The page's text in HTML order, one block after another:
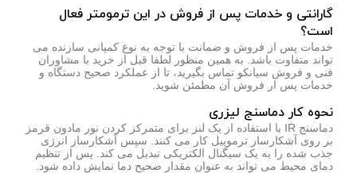
گارانتی و خدمات پس از فروش در این ترمومتر فعال
است؟
خدمات پس از فروش و ضمانت با توجه به نوع کمپانی سازنده می
تواند متفاوت باشد. به همین منظور لطفا قبل از خرید با مشاوران
فنی و فروش سیانکو تماس بگیرید، تا از عملکرد صحیح دستگاه و
خدمات پس ار فروش آن مطمئن شوید.
نحوه کار دماسنج لیزری
دماسنج IR با استفاده از یک لنز برای متمرکز کردن نور مادون قرمز
بر روی آشکارساز ترموپیل کار می کنند. سپس آشکارساز انرژی
جذب شده را به یک سیگنال الکتریکی تبدیل می کند. پس از تنظیم
دمای محیط می تواند به عنوان مقدار صحیح دما نمایش داده شود.